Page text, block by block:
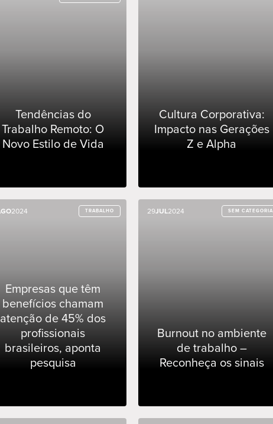
Tendências do
Trabalho Remoto: O
Novo Estilo de Vida
Cultura Corporativa:
Impacto nas Gerações
Z e Alpha
2024 TRABALHO
Empresas que têm
benefícios chamam
atenção de 45% dos
profissionais
brasileiros, aponta
pesquisa
2024 TRABALHO 29JUL2024 SEM CATEGORIA
Burnout no ambiente
de trabalho –
Reconheça os sinais
29JUL2024 SEM CATEGORIA